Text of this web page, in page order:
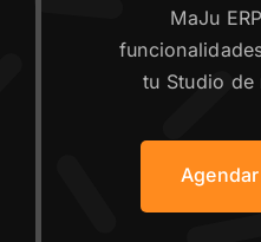
MaJu
tu Studio de